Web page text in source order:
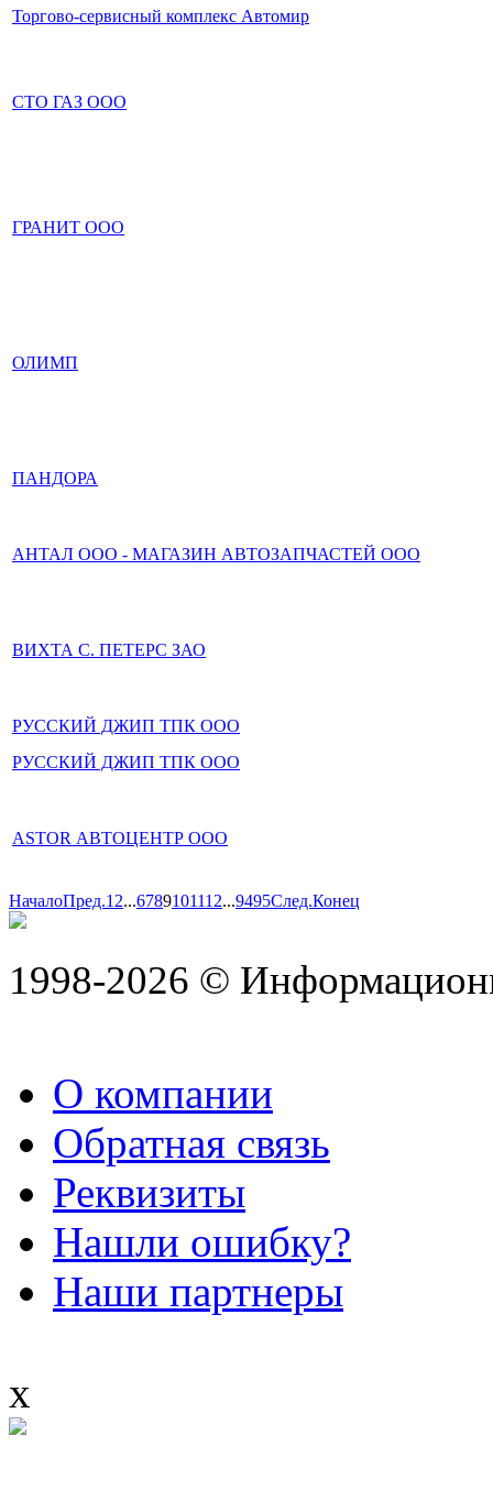
Торгово-сервисный комплекс Автомир
СТО ГАЗ ООО
ГРАНИТ ООО
ОЛИМП
ПАНДОРА
АНТАЛ ООО - МАГАЗИН АВТОЗАПЧАСТЕЙ ООО
ВИХТА С. ПЕТЕРС ЗАО
РУССКИЙ ДЖИП ТПК ООО
РУССКИЙ ДЖИП ТПК ООО
ASTOR АВТОЦЕНТР ООО
НачалоПред.1 2...6789101112...9495След.Конец
1998-2026 ©
О компании
Обратная связь
Реквизиты
Нашли ошибку?
Наши партнеры
x